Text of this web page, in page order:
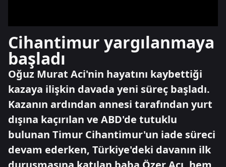
Cihantimur yargılanmaya
başladı
Oğuz Murat Aci'nin hayatını kaybettiği
kazaya ilişkin davada yeni süreç başladı.
Kazanın ardından annesi tarafından yurt
dışına kaçırılan ve ABD'de tutuklu
bulunan Timur Cihantimur'un iade süreci
devam ederken, Türkiye'deki davanın ilk